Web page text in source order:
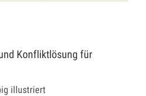
Konfliktlösung für
illustriert